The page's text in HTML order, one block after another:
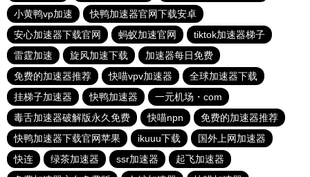
小黄鸭vp加速
快鸭加速器官网下载安卓
安心加速器下载官网
蚂蚁加速官网
tiktok加速器梯子
雷霆加速
旋风加速下载
加速器每日免费
免费的加速器推荐
快喵vpv加速器
全球加速器下载
挂梯子加速器
快鸭加速器
一元机场・com
毒舌加速器破解版永久免费
快喵npn
免费的加速器推荐
快鸭加速器下载官网苹果
ikuuu下载
国外上网加速器
快连
绿茶加速器 ssr加速器
起飞加速器